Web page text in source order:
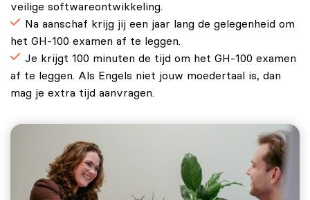
veilige softwareontwikkeling.
Na aanschaf krijg jij een jaar lang de gelegenheid om
het GH-100 examen af te leggen.
Je krijgt 100 minuten de tijd om het GH-100 examen
af te leggen. Als Engels niet jouw moedertaal is, dan
mag je extra tijd aanvragen.